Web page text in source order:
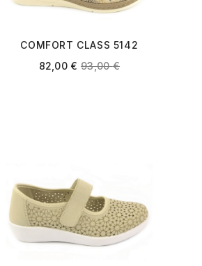
COMFORT CLASS 5142
BEIGE
82,00 € 93,00€